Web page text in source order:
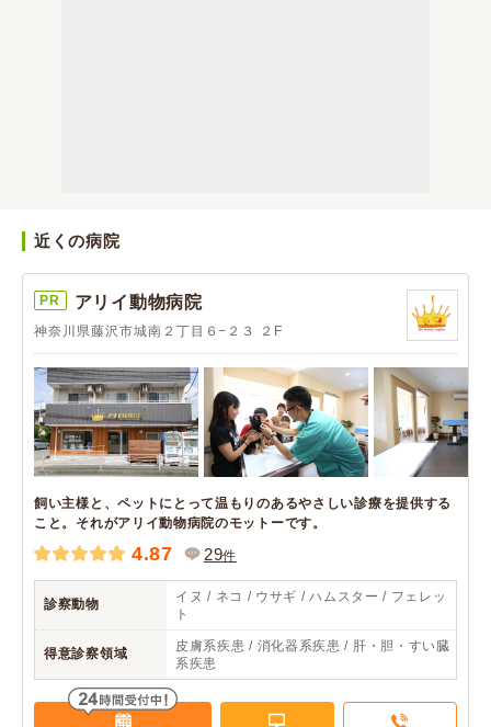
近くの病院
PR アリイ動物病院
神奈川県藤沢市城南２丁目６−２３ ２F
飼い主様と、ペットにとって温もりのあるやさしい診療を提供する
こと。それがアリイ動物病院のモットーです。
4.87 29件
診察動物
イヌ / ネコ / ウサギ / ハムスター / フェレッ
ト
得意診察領域
皮膚系疾患 / 消化器系疾患 / 肝・胆・すい臓
系疾患